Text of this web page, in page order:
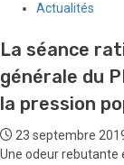
Actualités
La séance
générale du
la pression
23 septembre
Une odeur rebutante